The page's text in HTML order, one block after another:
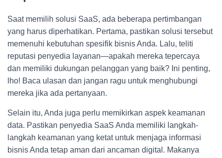
Saat memilih solusi SaaS, ada beberapa pertimbangan
yang harus diperhatikan. Pertama, pastikan solusi tersebut
memenuhi kebutuhan spesifik bisnis Anda. Lalu, teliti
reputasi penyedia layanan—apakah mereka tepercaya
dan memiliki dukungan pelanggan yang baik? Ini penting,
lho! Baca ulasan dan jangan ragu untuk menghubungi
mereka jika ada pertanyaan.
Selain itu, Anda juga perlu memikirkan aspek keamanan
data. Pastikan penyedia SaaS Anda memiliki langkah-
langkah keamanan yang ketat untuk menjaga informasi
bisnis Anda tetap aman dari ancaman digital. Makanya